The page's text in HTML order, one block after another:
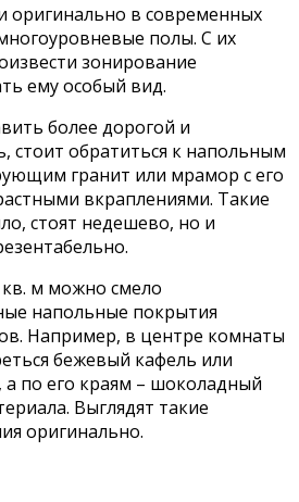
оригинально в современных
полы. С их
зонирование
ему особый вид.
более дорогой и
стоит обратиться к напольным
гранит или мрамор с его
вкраплениями. Такие
стоят недешево, но и
м можно смело
напольные покрытия
Например, в центре комнаты
бежевый кафель или
по его краям – шоколадный
Выглядят такие
оригинально.